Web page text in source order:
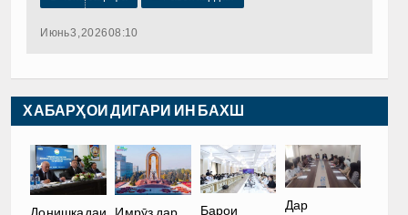
Июнь 3, 2026 08:10
ХАБАРҲОИ ДИГАРИ ИН БАХШ
Барои
Дар